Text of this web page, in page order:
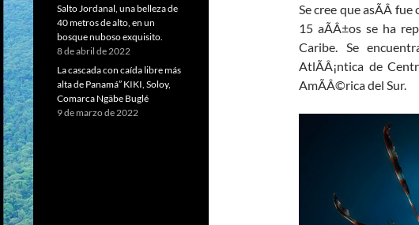
Se cree que asÃÂ­ fue
15 aÃÂ±os se ha
Caribe. Se
AtlÃÂ¡ntica de
AmÃÂ©rica del Sur.
Salto Jordanal, una belleza de
40 metros de alto, en un
bosque nuboso exquisito.
8 de abril de 2022
La cascada con caída libre más
alta de Panamá” KIKI, Soloy,
Comarca Ngäbe Buglé
9 de marzo de 2022